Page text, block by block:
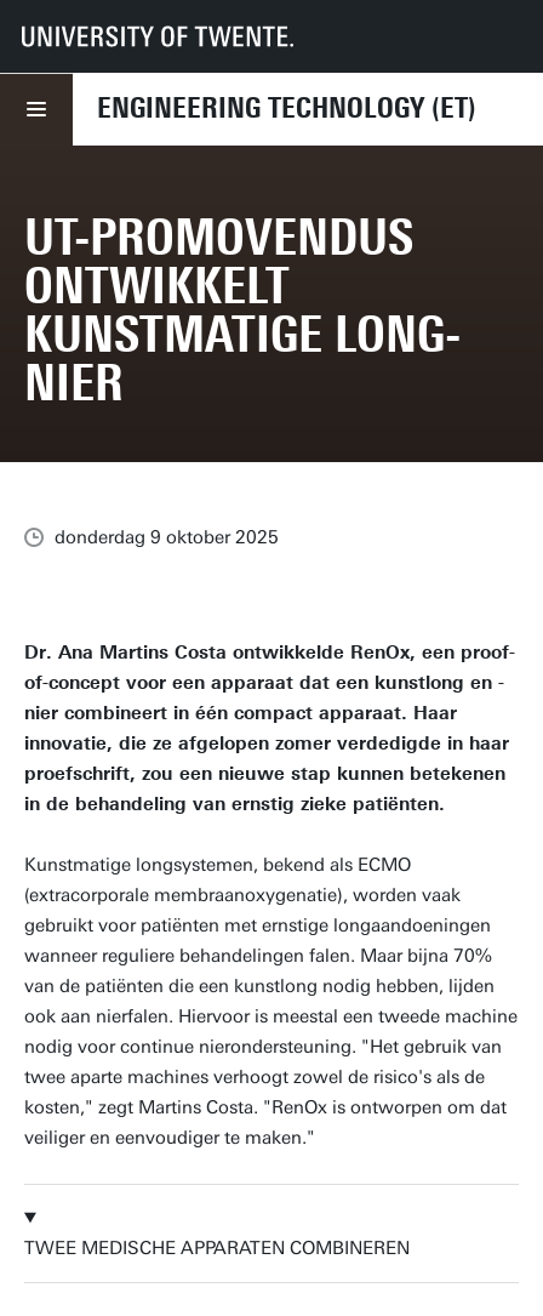
ENGINEERING TECHNOLOGY (ET)
UT Faculteiten ET
Nieuws
UT-promovendus ontwikkelt kunstmatige long-nier
UT-PROMOVENDUS
ONTWIKKELT
KUNSTMATIGE LONG-
NIER
donderdag 9 oktober 2025
Dr. Ana Martins Costa ontwikkelde RenOx, een proof-
of-concept voor een apparaat dat een kunstlong en -
nier combineert in één compact apparaat. Haar
innovatie, die ze afgelopen zomer verdedigde in haar
proefschrift, zou een nieuwe stap kunnen betekenen
in de behandeling van ernstig zieke patiënten.
Kunstmatige longsystemen, bekend als ECMO
(extracorporale membraanoxygenatie), worden vaak
gebruikt voor patiënten met ernstige longaandoeningen
wanneer reguliere behandelingen falen. Maar bijna 70%
van de patiënten die een kunstlong nodig hebben, lijden
ook aan nierfalen. Hiervoor is meestal een tweede machine
nodig voor continue nierondersteuning. "Het gebruik van
twee aparte machines verhoogt zowel de risico's als de
kosten," zegt Martins Costa. "RenOx is ontworpen om dat
veiliger en eenvoudiger te maken."
TWEE MEDISCHE APPARATEN COMBINEREN